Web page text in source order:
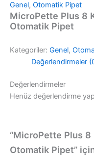
Genel, Otomatik Pipet
MicroPette Plus 8
Otomatik Pipet
Kategoriler: Genel,
Değerlendirmeler
Değerlendirmeler
Henüz değerlendirme
“MicroPette Plus 8
Otomatik Pipet”